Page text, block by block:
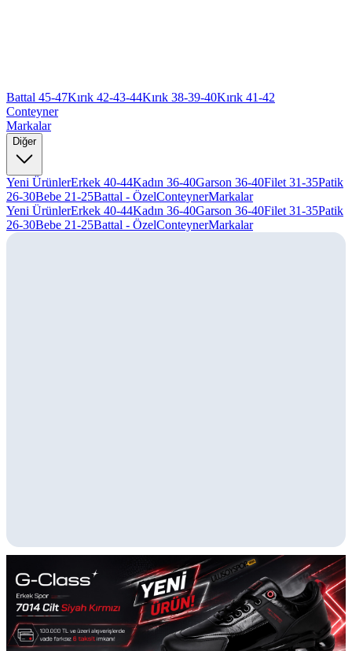
Battal 45-47Kırık 42-43-44Kırık 38-39-40Kırık 41-42
Conteyner
Markalar
Diğer
Yeni ÜrünlerErkek 40-44Kadın 36-40Garson 36-40Filet 31-35Patik
26-30Bebe 21-25Battal - ÖzelConteynerMarkalar
Yeni ÜrünlerErkek 40-44Kadın 36-40Garson 36-40Filet 31-35Patik
26-30Bebe 21-25Battal - ÖzelConteynerMarkalar